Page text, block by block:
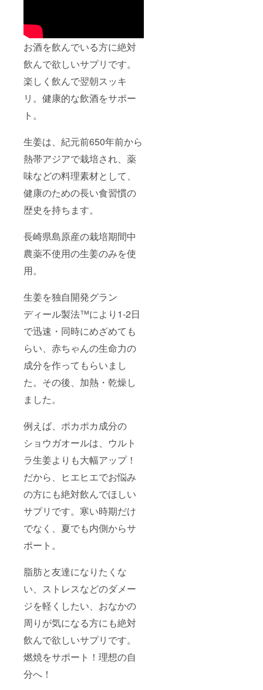
お酒を飲んでいる方に絶対
飲んで欲しいサプリです。
楽しく飲んで翌朝スッキ
リ。健康的な飲酒をサポー
ト。
生姜は、紀元前650年前から
熱帯アジアで栽培され、薬
味などの料理素材として、
健康のための長い食習慣の
歴史を持ちます。
長崎県島原産の栽培期間中
農薬不使用の生姜のみを使
用。
生姜を独自開発グラン
ディール製法™により1-2日
で迅速・同時にめざめても
らい、赤ちゃんの生命力の
成分を作ってもらいまし
た。その後、加熱・乾燥し
ました。
例えば、ポカポカ成分の
ショウガオールは、ウルト
ラ生姜よりも大幅アップ！
だから、ヒエヒエでお悩み
の方にも絶対飲んでほしい
サプリです。寒い時期だけ
でなく、夏でも内側からサ
ポート。
脂肪と友達になりたくな
い、ストレスなどのダメー
ジを軽くしたい、おなかの
周りが気になる方にも絶対
飲んで欲しいサプリです。
燃焼をサポート！理想の自
分へ！